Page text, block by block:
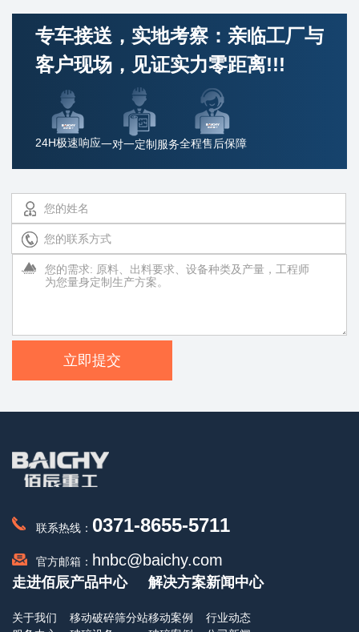
专车接送，实地考察：亲临工厂与
客户现场，见证实力零距离!!!
24H极速响应一对一定制服务全程售后保障
立即提交
联系热线： 0371-8655-5711
官方邮箱： hnbc@baichy.com
走进佰辰
关于我们
产品中心
移动破碎筛分站
解决方案
移动案例
新闻中心
行业动态